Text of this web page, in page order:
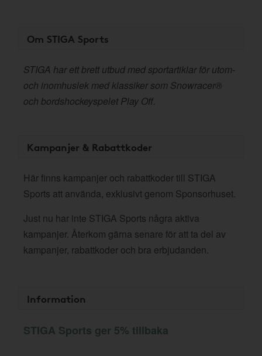
Om STIGA Sports
STIGA har ett brett utbud med sportartiklar för utom-
och inomhuslek med klassiker som Snowracer®
och bordshockeyspelet Play Off.
Kampanjer & Rabattkoder
Här finns kampanjer och rabattkoder till STIGA
Sports att använda, exklusivt genom Sponsorhuset.
Just nu har inte STIGA Sports några aktiva
kampanjer. Återkom gärna senare för att ta del av
kampanjer, rabattkoder och bra erbjudanden.
Information
STIGA Sports ger 5% tillbaka